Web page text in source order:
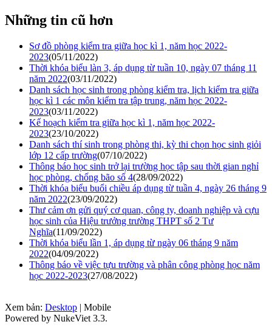
Những tin cũ hơn
Sơ đồ phòng kiểm tra giữa học kì 1, năm học 2022-
2023(05/11/2022)
Thời khóa biểu làn 3, áp dụng từ tuần 10, ngày 07 tháng 11
năm 2022(03/11/2022)
Danh sách học sinh trong phòng kiểm tra, lịch kiểm tra giữa
học kì 1 các môn kiểm tra tập trung, năm học 2022-
2023(03/11/2022)
Kế hoạch kiểm tra giữa học kì 1, năm học 2022-
2023(23/10/2022)
Danh sách thí sinh trong phòng thi, kỳ thi chọn học sinh giỏi
lớp 12 cấp trường(07/10/2022)
Thông báo học sinh trở lại trường học tập sau thời gian nghỉ
học phòng, chống bão số 4(28/09/2022)
Thời khóa biểu buổi chiều áp dụng từ tuần 4, ngày 26 tháng 9
năm 2022(23/09/2022)
Thư cảm ơn gửi quý cơ quan, công ty, doanh nghiệp và cựu
học sinh của Hiệu trưởng trường THPT số 2 Tư
Nghĩa(11/09/2022)
Thời khóa biểu lần 1, áp dụng từ ngày 06 tháng 9 năm
2022(04/09/2022)
Thông báo về việc tựu trường và phân công phòng học năm
học 2022-2023(27/08/2022)
Xem bản: Desktop | Mobile
Powered by NukeViet 3.3.